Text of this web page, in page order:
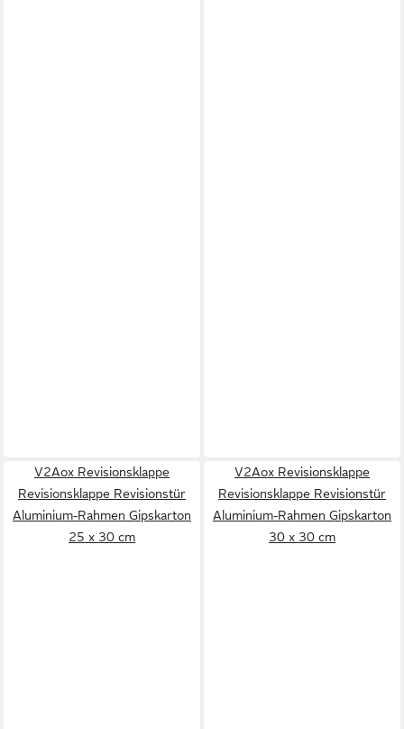
V2Aox Revisionsklappe
Revisionsklappe Revisionstür
Aluminium-Rahmen Gipskarton
25 x 30 cm
V2Aox Revisionsklappe
Revisionsklappe Revisionstür
Aluminium-Rahmen Gipskarton
30 x 30 cm